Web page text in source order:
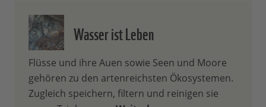
Wasser ist Leben
Flüsse und ihre Auen sowie Seen und Moore
gehören zu den artenreichsten Ökosystemen.
Zugleich speichern, filtern und reinigen sie